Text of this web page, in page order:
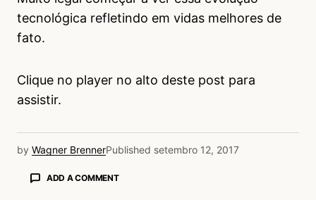
tecnológica refletindo em vidas melhores de
fato.
Clique no player no alto deste post para
assistir.
by Wagner BrennerPublished setembro 12, 2017
ADD A COMMENT